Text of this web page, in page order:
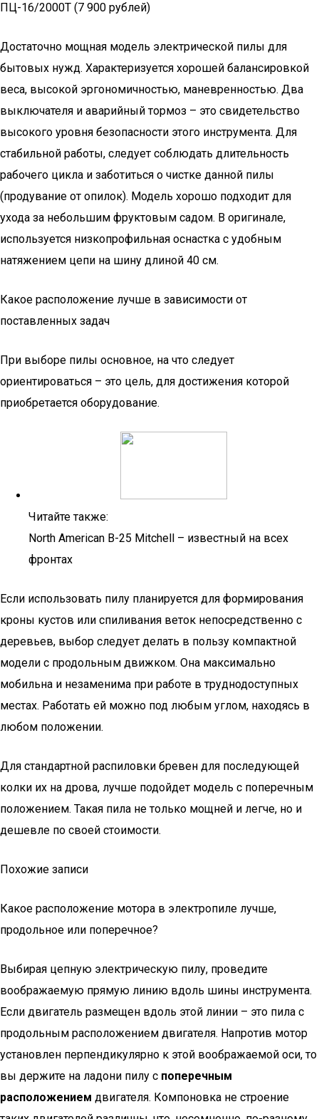
ПЦ-16/2000Т (7 900 рублей)
Достаточно мощная модель электрической пилы для
бытовых нужд. Характеризуется хорошей балансировкой
веса, высокой эргономичностью, маневренностью. Два
выключателя и аварийный тормоз – это свидетельство
высокого уровня безопасности этого инструмента. Для
стабильной работы, следует соблюдать длительность
рабочего цикла и заботиться о чистке данной пилы
(продувание от опилок). Модель хорошо подходит для
ухода за небольшим фруктовым садом. В оригинале,
используется низкопрофильная оснастка с удобным
натяжением цепи на шину длиной 40 см.
Какое расположение лучше в зависимости от
поставленных задач
При выборе пилы основное, на что следует
ориентироваться – это цель, для достижения которой
приобретается оборудование.
Читайте также:
North American B-25 Mitchell – известный на всех
фронтах
Если использовать пилу планируется для формирования
кроны кустов или спиливания веток непосредственно с
деревьев, выбор следует делать в пользу компактной
модели с продольным движком. Она максимально
мобильна и незаменима при работе в труднодоступных
местах. Работать ей можно под любым углом, находясь в
любом положении.
Для стандартной распиловки бревен для последующей
колки их на дрова, лучше подойдет модель с поперечным
положением. Такая пила не только мощней и легче, но и
дешевле по своей стоимости.
Похожие записи
Какое расположение мотора в электропиле лучше,
продольное или поперечное?
Выбирая цепную электрическую пилу, проведите
воображаемую прямую линию вдоль шины инструмента.
Если двигатель размещен вдоль этой линии – это пила с
продольным расположением двигателя. Напротив мотор
установлен перпендикулярно к этой воображаемой оси, то
вы держите на ладони пилу с поперечным
расположением двигателя. Компоновка не строение